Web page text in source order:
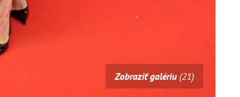
Zobraziť galériu (21)